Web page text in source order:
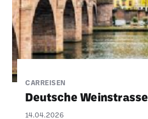
CARREISEN
Deut­sche Wein­strasse
14.04.2026